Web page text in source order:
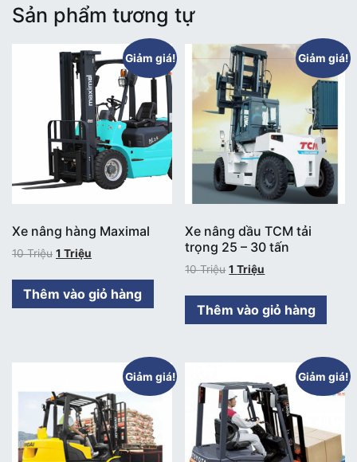
Sản phẩm tương tự
Giảm giá!
Xe nâng hàng Maximal
10Triệu 1 Triệu
Thêm vào giỏ hàng
Giảm giá!
Xe nâng dầu TCM tải
trọng 25 – 30 tấn
10Triệu 1Triệu
Thêm vào giỏ hàng
Giảm giá! Giảm giá!